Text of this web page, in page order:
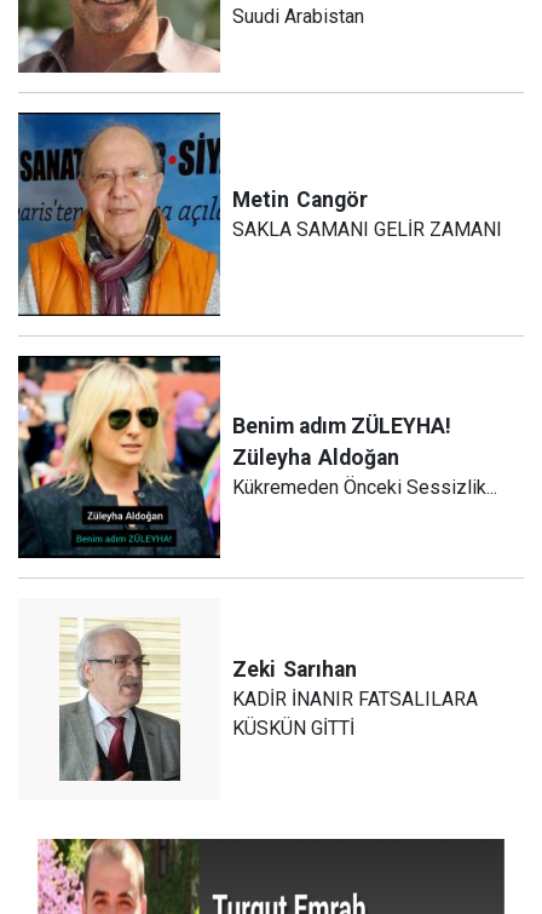
Suudi Arabistan
Metin Cangör
SAKLA SAMANI GELİR ZAMANI
Benim adım ZÜLEYHA!
Züleyha Aldoğan
Kükremeden Önceki Sessizlik...
Zeki Sarıhan
KADİR İNANIR FATSALILARA
KÜSKÜN GİTTİ